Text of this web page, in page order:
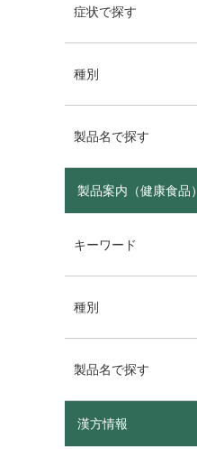
症状で探す
種別
製品名で探す
製品案内（健康食品）
キーワード
種別
製品名で探す
漢方情報